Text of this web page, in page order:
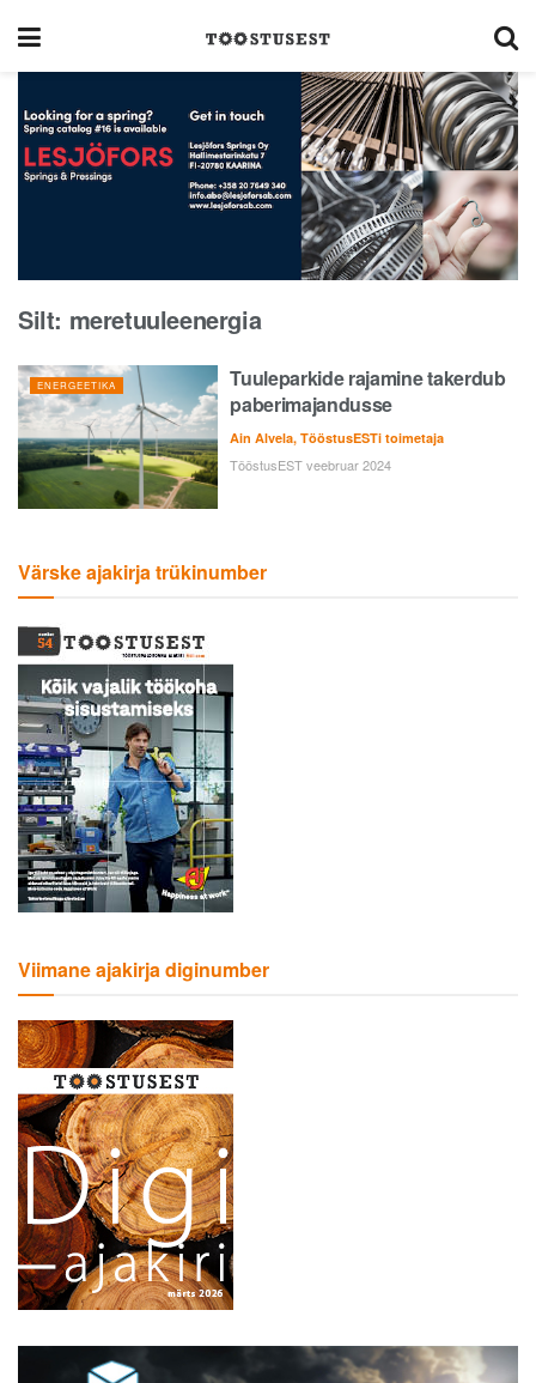
Silt: meretuuleenergia
ENERGEETIKA
Tuuleparkide rajamine takerdub
paberimajandusse
Ain Alvela, TööstusESTi toimetaja
TööstusEST veebruar 2024
Värske ajakirja trükinumber
Viimane ajakirja diginumber